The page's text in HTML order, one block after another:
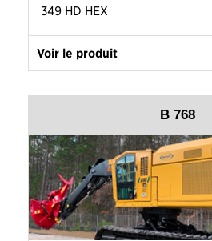
349 HD HEX
Voir le produit
B 768